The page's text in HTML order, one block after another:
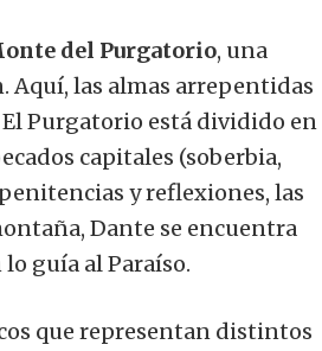
del Purgatorio, una
las almas arrepentidas
El Purgatorio está dividido en
capitales (soberbia,
y reflexiones, las
Dante se encuentra
guía al Paraíso.
que representan distintos